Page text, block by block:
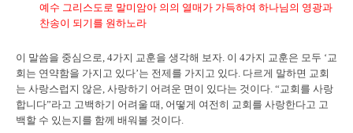
예수 그리스도로 말미암아 의의 열매가 가득하여 하나님의 영광과
찬송이 되기를 원하노라
이 말씀을 중심으로, 4가지 교훈을 생각해 보자. 이 4가지 교훈은 모두 ‘교
회는 연약함을 가지고 있다’는 전제를 가지고 있다. 다르게 말하면 교회
는 사랑스럽지 않은, 사랑하기 어려운 면이 있다는 것이다. “교회를 사랑
합니다”라고 고백하기 어려울 때, 어떻게 여전히 교회를 사랑한다고 고
백할 수 있는지를 함께 배워볼 것이다.